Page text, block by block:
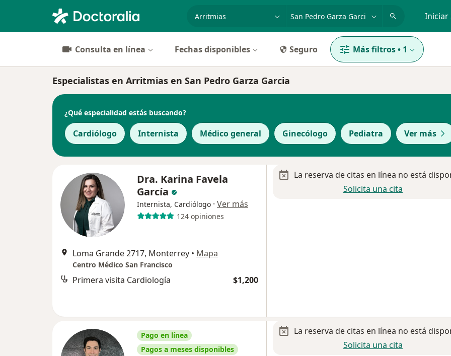
Iniciar
Consulta en línea Fechas disponibles Seguro Más filtros• 1
Especialistas en Arritmias en San Pedro Garza Garcia
¿Qué especialidad estás buscando?
Cardiólogo Internista Médico general Ginecólogo Pediatra Ver más
Dra. Karina Favela
García
Internista, Cardiólogo · Ver más
124 opiniones
Loma Grande 2717, Monterrey • Mapa
Centro Médico San Francisco
Primera visita Cardiología $1,200
La reserva de citas en línea no está
Solicita una cita
Pago en línea
Pagos a meses disponibles
La reserva de citas en línea no está
Solicita una cita